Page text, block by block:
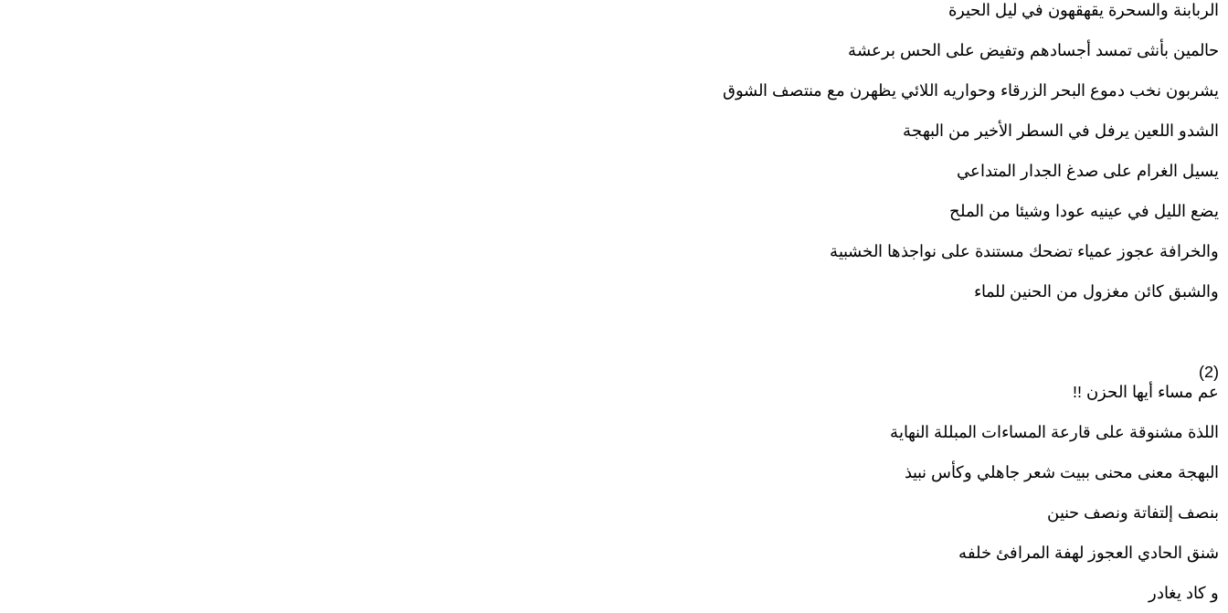
الربابنة والسحرة يقهقهون في ليل الحيرة
حالمين بأنثى تمسد أجسادهم وتفيض على الحس برعشة
يشربون نخب دموع البحر الزرقاء وحواريه اللائي يظهرن مع منتصف الشوق
الشدو اللعين يرفل في السطر الأخير من البهجة
يسيل الغرام على صدغ الجدار المتداعي
يضع الليل في عينيه عودا وشيئا من الملح
والخرافة عجوز عمياء تضحك مستندة على نواجذها الخشبية
والشبق كائن مغزول من الحنين للماء
(2)
عم مساء أيها الحزن !!
اللذة مشنوقة على قارعة المساءات المبللة النهاية
البهجة معنى محنى ببيت شعر جاهلي وكأس نبيذ
بنصف إلتفاتة ونصف حنين
شنق الحادي العجوز لهفة المرافئ خلفه
و كاد يغادر